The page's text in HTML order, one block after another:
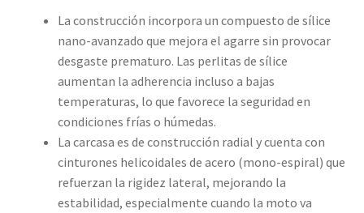
La construcción incorpora un compuesto de sílice
nano-avanzado que mejora el agarre sin provocar
desgaste prematuro. Las perlitas de sílice
aumentan la adherencia incluso a bajas
temperaturas, lo que favorece la seguridad en
condiciones frías o húmedas.
La carcasa es de construcción radial y cuenta con
cinturones helicoidales de acero (mono-espiral) que
refuerzan la rigidez lateral, mejorando la
estabilidad, especialmente cuando la moto va